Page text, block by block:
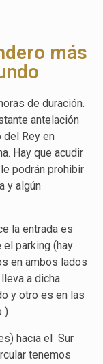
más
de duración.
antelación
del Reyen
Hay que acudir
podrán prohibir
y algún
la entrada es
parking (hay
en ambos lados
a dicha
y otro es en las
)
hacia el Sur
tenemos